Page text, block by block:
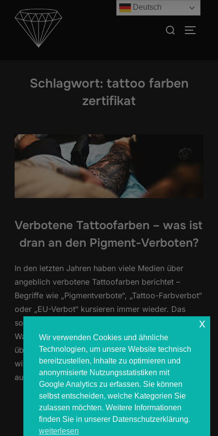
Inhalt
springen
Suchen
Schlagwort: tattoo farben
zertifikat
Verbotene Tattoofarben – was ist
dran an den Pigment-Verboten?
In den letzten Jahren haben viele Medien über
angeblich verbotene Tattoofarben berichtet –
Begriffe wie „Pigmentverbote“, „Tattoo-Farbverbot“
oder „EU-Verbot“ kursieren immer wieder. Das
sorgt bei vielen Tattoo-Fans für Verunsicherung:
Was ist wirklich verboten? Darf ich mein Tattoo
überhaupt noch in Farbe stechen lassen? Und wie
wirkt sich das auf Festivals oder mobile Studios
aus? Hier …
MEHRÜBER „VERBOTENE
LESEN
Deutsch
Wir verwenden Cookies und ähnliche
Technologien, um unsere Website technisch
bereitzustellen, Inhalte zu optimieren und
anonymisierte Nutzungsstatistiken mit
Google Analytics zu erfassen. Sie können
selbst entscheiden, welche Kategorien Sie
zulassen möchten. Weitere Informationen
finden Sie in unserer Datenschutzerklärung.
weiterlesen
x